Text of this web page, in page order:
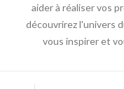
aider à réaliser vos
découvrirez l'univers
vous inspirer et